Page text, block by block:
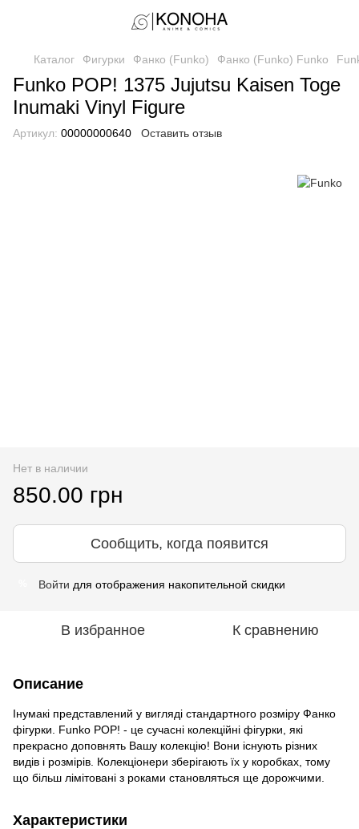
Каталог Фигурки Фанко (Funko) Фанко (Funko) Funko
Funko POP! 1375 Jujutsu Kaisen Toge
Inumaki Vinyl Figure
Артикул: 00000000640 Оставить отзыв
Нет в наличии
850.00 грн
Сообщить, когда появится
Войти для отображения накопительной скидки
В избранное К сравнению
Описание
Інумакі представлений у вигляді стандартного розміру Фанко
фігурки. Funko POP! - це сучасні колекційні фігурки, які
прекрасно доповнять Вашу колекцію! Вони існують різних
видів і розмірів. Колекціонери зберігають їх у коробках, тому
що більш лімітовані з роками становляться ще дорожчими.
Характеристики